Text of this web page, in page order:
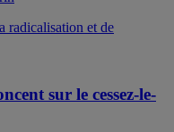
sur le cessez-le-